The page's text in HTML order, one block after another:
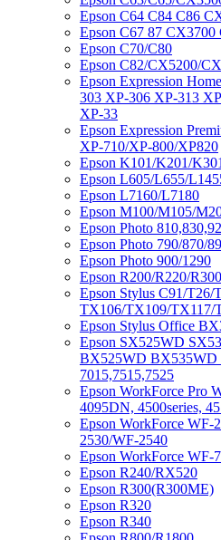
Epson C64 C84 C86
Epson C67 87
Epson C70/C80
Epson C82/CX5200/
Epson Expression
303 XP-306 XP-313
XP-33
Epson Expression
XP-710/XP-800/XP820
Epson K101/K201/K301
Epson L605/L655/
Epson L7160/L7180
Epson M100/M105/
Epson Photo
Epson Photo 790/870/
Epson Photo 900/1290
Epson R200/R220/
Epson Stylus C91/T26/
TX106/TX109/TX117/
Epson Stylus Office
Epson SX525WD
BX525WD BX535WD
7015,7515,7525
Epson WorkForce Pro
4095DN, 4500series,
Epson WorkForce WF-
2530/WF-2540
Epson WorkForce WF-
Epson R240/RX520
Epson R300(R300ME)
Epson R320
Epson R340